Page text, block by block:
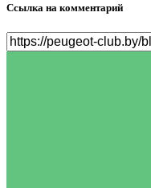
Ссылка на комментарий